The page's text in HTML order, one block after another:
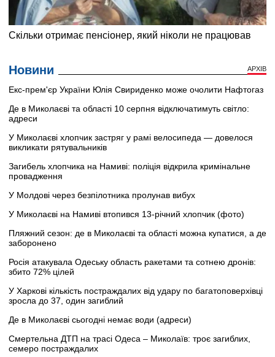
Новини АРХІВ
Екс-прем'єр України Юлія Свириденко може очолити Нафтогаз
Де в Миколаєві та області 10 серпня відключатимуть світло:
адреси
У Миколаєві хлопчик застряг у рамі велосипеда — довелося
викликати рятувальників
Загибель хлопчика на Намиві: поліція відкрила кримінальне
провадження
У Молдові через безпілотника пролунав вибух
У Миколаєві на Намиві втопився 13-річний хлопчик (фото)
Пляжний сезон: де в Миколаєві та області можна купатися, а де
заборонено
Росія атакувала Одеську область ракетами та сотнею дронів:
збито 72% цілей
У Харкові кількість постраждалих від удару по багатоповерхівці
зросла до 37, один загиблий
Де в Миколаєві сьогодні немає води (адреси)
Смертельна ДТП на трасі Одеса – Миколаїв: троє загиблих,
семеро постраждалих